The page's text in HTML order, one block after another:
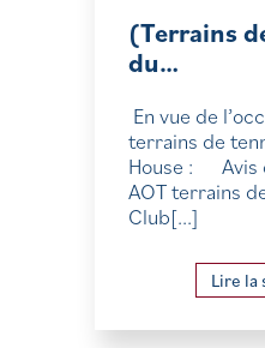
(Terrains
du…
En vue de
terrains de
House : Avis
AOT terrains
Club[...]
Lire la